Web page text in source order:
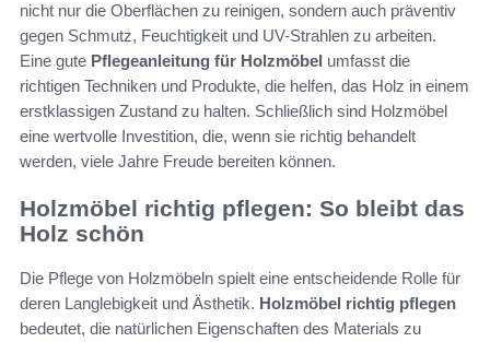
nicht nur die Oberflächen zu reinigen, sondern auch präventiv
gegen Schmutz, Feuchtigkeit und UV-Strahlen zu arbeiten.
Eine gute Pflegeanleitung für Holzmöbel umfasst die
richtigen Techniken und Produkte, die helfen, das Holz in einem
erstklassigen Zustand zu halten. Schließlich sind Holzmöbel
eine wertvolle Investition, die, wenn sie richtig behandelt
werden, viele Jahre Freude bereiten können.
Holzmöbel richtig pflegen: So bleibt das
Holz schön
Die Pflege von Holzmöbeln spielt eine entscheidende Rolle für
deren Langlebigkeit und Ästhetik. Holzmöbel richtig pflegen
bedeutet, die natürlichen Eigenschaften des Materials zu